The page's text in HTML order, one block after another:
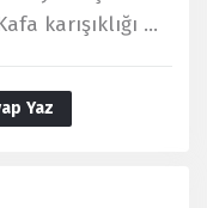
karışıklığı ...
Yaz